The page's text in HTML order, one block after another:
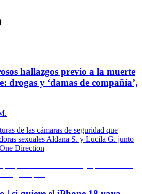
hallazgos previo a la muerte
drogas y ‘damas de compañía’,
de las cámaras de seguridad que
sexuales Aldana S. y Lucila G. junto
Direction